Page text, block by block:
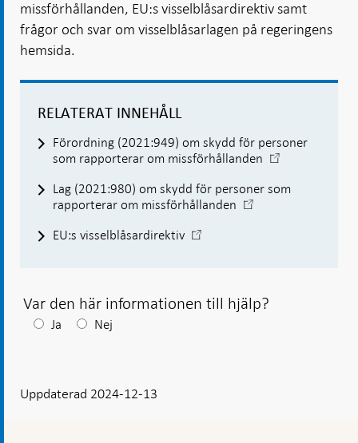
missförhållanden, EU:s visselblåsardirektiv samt
frågor och svar om visselblåsarlagen på regeringens
hemsida.
RELATERAT INNEHÅLL
Förordning (2021:949) om skydd för personer
som rapporterar om missförhållanden
i
Lag (2021:980) om skydd för personer som
rapporterar om missförhållanden
EU:s visselblåsardirektiv
flik
Var den här informationen till hjälp?
Efter
visas
Ja Nej
Uppdaterad 2024-12-13